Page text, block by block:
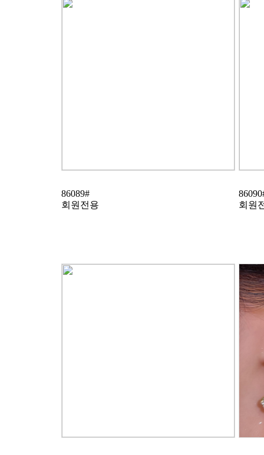
86089#
회원전용
회원